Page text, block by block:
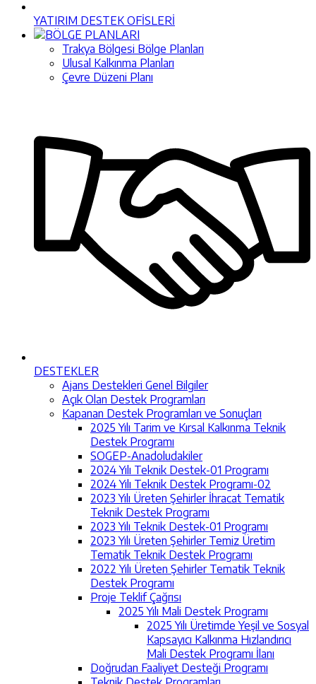
YATIRIM DESTEK OFİSLERİ
BÖLGE PLANLARI
Trakya Bölgesi Bölge Planları
Ulusal Kalkınma Planları
Çevre Düzeni Planı
DESTEKLER
Ajans Destekleri Genel Bilgiler
Açık Olan Destek Programları
Kapanan Destek Programları ve Sonuçları
2025 Yılı Tarim ve Kırsal Kalkınma Teknik
Destek Programı
SOGEP-Anadoludakiler
2024 Yılı Teknik Destek-01 Programı
2024 Yılı Teknik Destek Programı-02
2023 Yılı Üreten Şehirler İhracat Tematik
Teknik Destek Programı
2023 Yılı Teknik Destek-01 Programı
2023 Yılı Üreten Şehirler Temiz Üretim
Tematik Teknik Destek Programı
2022 Yılı Üreten Şehirler Tematik Teknik
Destek Programı
Proje Teklif Çağrısı
2025 Yılı Mali Destek Programı
2025 Yılı Üretimde Yeşil ve Sosyal
Kapsayıcı Kalkınma Hızlandırıcı
Mali Destek Programı İlanı
Doğrudan Faaliyet Desteği Programı